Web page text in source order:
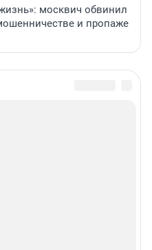
москвич обвинил
и пропаже